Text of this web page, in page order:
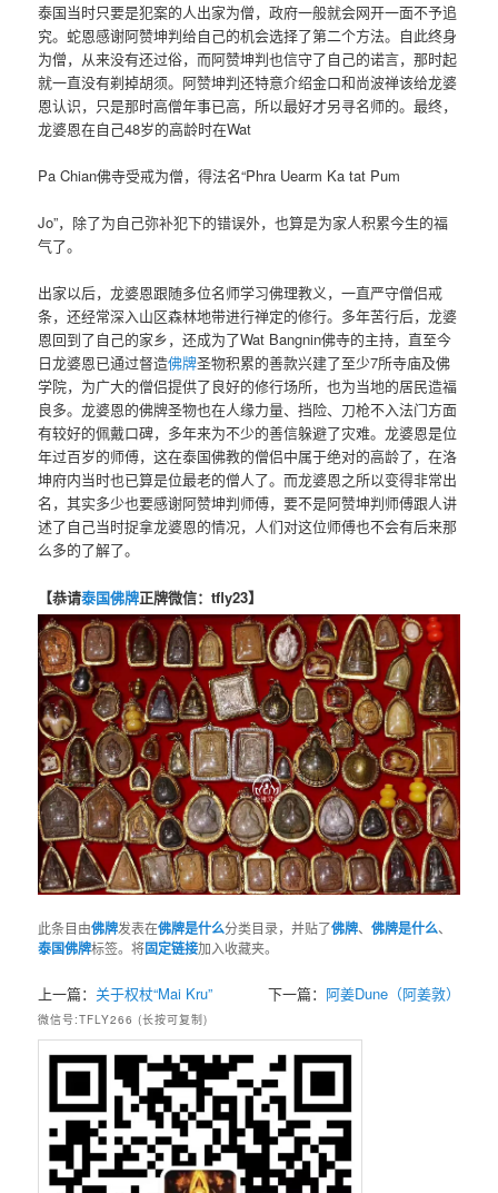
泰国当时只要是犯案的人出家为僧，政府一般就会网开一面不予追
究。蛇恩感谢阿赞坤判给自己的机会选择了第二个方法。自此终身
为僧，从来没有还过俗，而阿赞坤判也信守了自己的诺言，那时起
就一直没有剃掉胡须。阿赞坤判还特意介绍金口和尚波禅该给龙婆
恩认识，只是那时高僧年事已高，所以最好才另寻名师的。最终，
龙婆恩在自己48岁的高龄时在Wat
Pa Chian佛寺受戒为僧，得法名“Phra Uearm Ka tat Pum
Jo”，除了为自己弥补犯下的错误外，也算是为家人积累今生的福
气了。
出家以后，龙婆恩跟随多位名师学习佛理教义，一直严守僧侣戒
条，还经常深入山区森林地带进行禅定的修行。多年苦行后，龙婆
恩回到了自己的家乡，还成为了Wat Bangnin佛寺的主持，直至今
日龙婆恩已通过督造佛牌圣物积累的善款兴建了至少7所寺庙及佛
学院，为广大的僧侣提供了良好的修行场所，也为当地的居民造福
良多。龙婆恩的佛牌圣物也在人缘力量、挡险、刀枪不入法门方面
有较好的佩戴口碑，多年来为不少的善信躲避了灾难。龙婆恩是位
年过百岁的师傅，这在泰国佛教的僧侣中属于绝对的高龄了，在洛
坤府内当时也已算是位最老的僧人了。而龙婆恩之所以变得非常出
名，其实多少也要感谢阿赞坤判师傅，要不是阿赞坤判师傅跟人讲
述了自己当时捉拿龙婆恩的情况，人们对这位师傅也不会有后来那
么多的了解了。
【恭请泰国佛牌正牌微信：tfly23】
此条目由佛牌发表在佛牌是什么分类目录，并贴了佛牌、佛牌是什么、
泰国佛牌标签。将固定链接加入收藏夹。
上一篇：关于权杖“Mai Kru” 下一篇： 阿姜Dune（阿姜敦）
微信号:TFLY266 (长按可复制)